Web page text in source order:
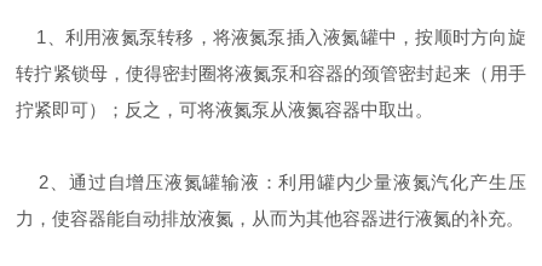
1、利用液氮泵转移，将液氮泵插入液氮罐中，按顺时方向旋
转拧紧锁母，使得密封圈将液氮泵和容器的颈管密封起来（用手
拧紧即可）；反之，可将液氮泵从液氮容器中取出。
2、通过自增压液氮罐输液：利用罐内少量液氮汽化产生压
力，使容器能自动排放液氮，从而为其他容器进行液氮的补充。